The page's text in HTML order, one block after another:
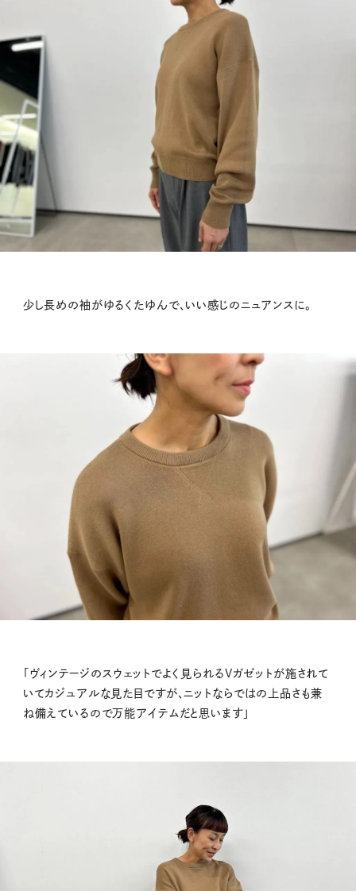
少し長めの袖がゆるくたゆんで、いい感じのニュアンスに。
「ヴィンテージのスウェットでよく見られるVガゼットが施されて
いてカジュアルな見た目ですが、ニットならではの上品さも兼
ね備えているので万能アイテムだと思います」